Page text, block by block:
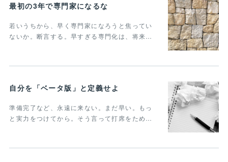
最初の3年で専門家になるな
若いうちから、早く専門家になろうと焦ってい
ないか。断言する。早すぎる専門化は、将来…
自分を「ベータ版」と定義せよ
準備完了など、永遠に来ない。まだ早い。もっ
と実力をつけてから。そう言って打席をため…